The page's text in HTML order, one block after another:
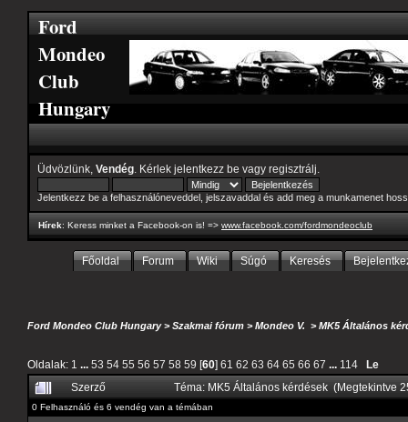
Ford
Mondeo
Club
Hungary
Üdvözlünk, Vendég . Kérlek jelentkezz be vagy regisztrálj
Jelentkezz be a felhasználóneveddel, jelszavaddal és add meg a munkamenet
Hírek: Keress minket a Facebook-on is! => www.facebook.com/fordmondeoclub
Főoldal Forum Wiki Súgó Keresés
Ford Mondeo Club Hungary>Szakmai fórum >Mondeo V. >MK5 Általános
Oldalak: 1 ... 53 54 55 56 57 58 59 [60] 61 62 63 64 65 66 67 ... 114
Le
Szerző
Téma: MK5 Általános kérdések (Megtekintve
0 Felhasználó és 6 vendég van a témában